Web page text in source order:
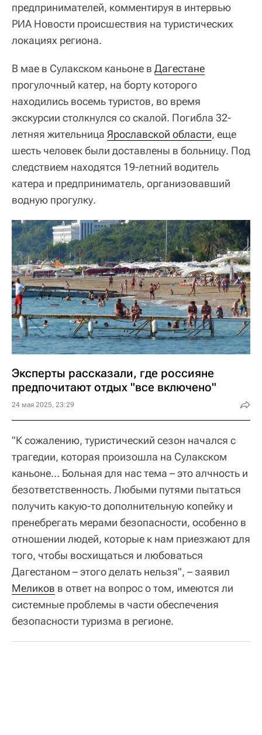
предпринимателей, комментируя в интервью
РИА Новости происшествия на туристических
локациях региона.
В мае в Сулакском каньоне в Дагестане
прогулочный катер, на борту которого
находились восемь туристов, во время
экскурсии столкнулся со скалой. Погибла 32-
летняя жительница Ярославской области, еще
шесть человек были доставлены в больницу. Под
следствием находятся 19-летний водитель
катера и предприниматель, организовавший
водную прогулку.
Эксперты рассказали, где россияне
предпочитают отдых "все включено"
24 мая 2025, 23:29
"К сожалению, туристический сезон начался с
трагедии, которая произошла на Сулакском
каньоне… Больная для нас тема – это алчность и
безответственность. Любыми путями пытаться
получить какую-то дополнительную копейку и
пренебрегать мерами безопасности, особенно в
отношении людей, которые к нам приезжают для
того, чтобы восхищаться и любоваться
Дагестаном – этого делать нельзя", – заявил
Меликов в ответ на вопрос о том, имеются ли
системные проблемы в части обеспечения
безопасности туризма в регионе.